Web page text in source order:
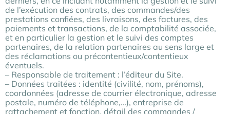
de l’exécution des contrats, des commandes/des
prestations confiées, des livraisons, des factures, des
paiements et transactions, de la comptabilité associée,
et en particulier la gestion et le suivi des comptes
partenaires, de la relation partenaires au sens large et
des réclamations ou précontentieux/contentieux
éventuels.
– Responsable de traitement : l’éditeur du Site.
– Données traitées : identité (civilité, nom, prénoms),
coordonnées (adresse de courrier électronique, adresse
postale, numéro de téléphone,…), entreprise de
rattachement et fonction, détail des commandes /